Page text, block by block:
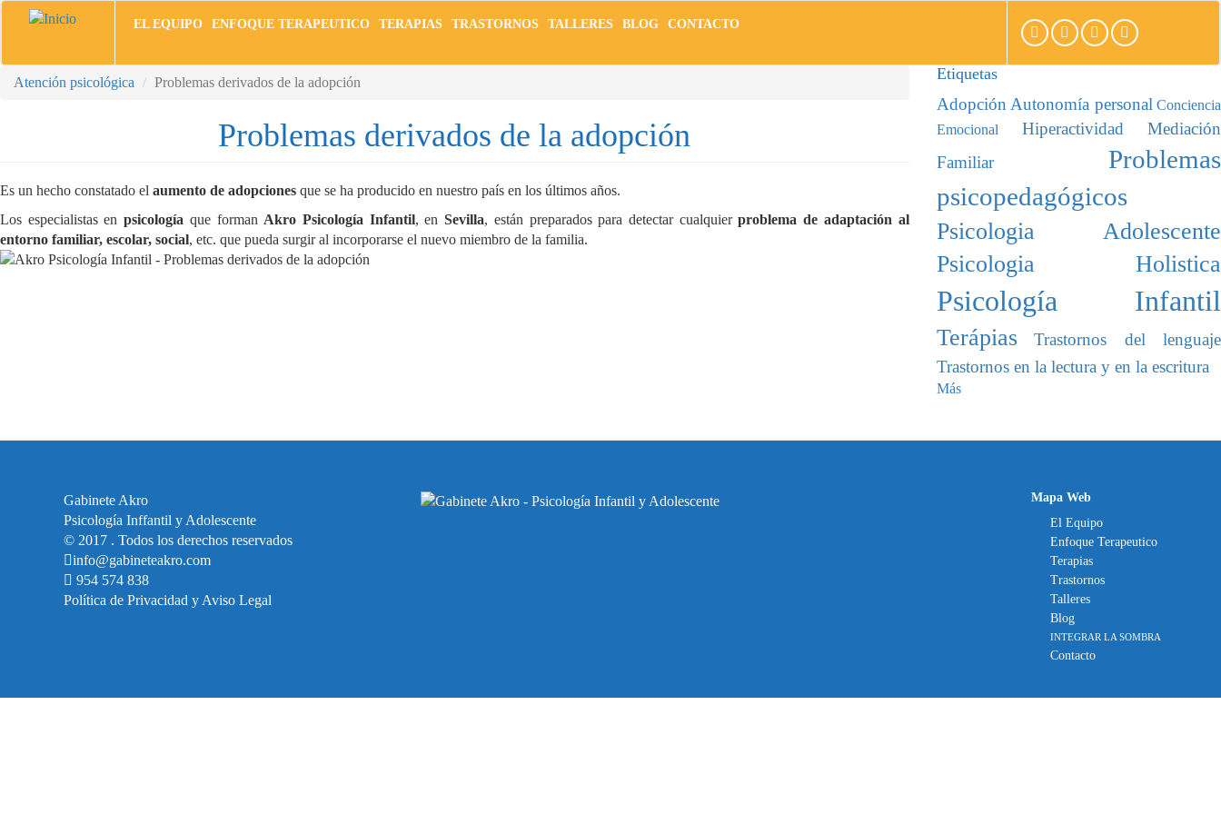
Pasar
principal
EL EQUIPO ENFOQUE TERAPEUTICO TERAPIAS TRASTORNOS TALLERES BLOG CONTACTO
Atención psicológica Problemas derivados de la adopción
Problemas derivados de la adopción
Es un hecho constatado el aumento de adopciones que se ha producido en nuestro país en los últimos años.
Los especialistas enpsicología que forman Akro Psicología Infantil, enSevilla, están preparados para detectar cualquierproblema de adaptación al
entorno familiar, escolar, social, etc. que pueda surgir al incorporarse el nuevo miembro de la familia.
Etiquetas
Adopción Autonomía personal Conciencia
Emocional
Hiperactividad
Mediación
Familiar
Problemas
psicopedagógicos
Psicologia Adolescente
Psicologia Holistica
Psicología Infantil
Terápias
Trastornos del lenguaje
Trastornos en la lectura y en la escritura
Más
Gabinete Akro
Psicología Inffantil y Adolescente
© 2017 . Todos los derechos reservados
info@gabineteakro.com
954 574 838
Política de Privacidad y Aviso Legal
Mapa Web
El Equipo
Enfoque Terapeutico
Terapias
Trastornos
Talleres
Blog
INTEGRAR LA SOMBRA
Contacto